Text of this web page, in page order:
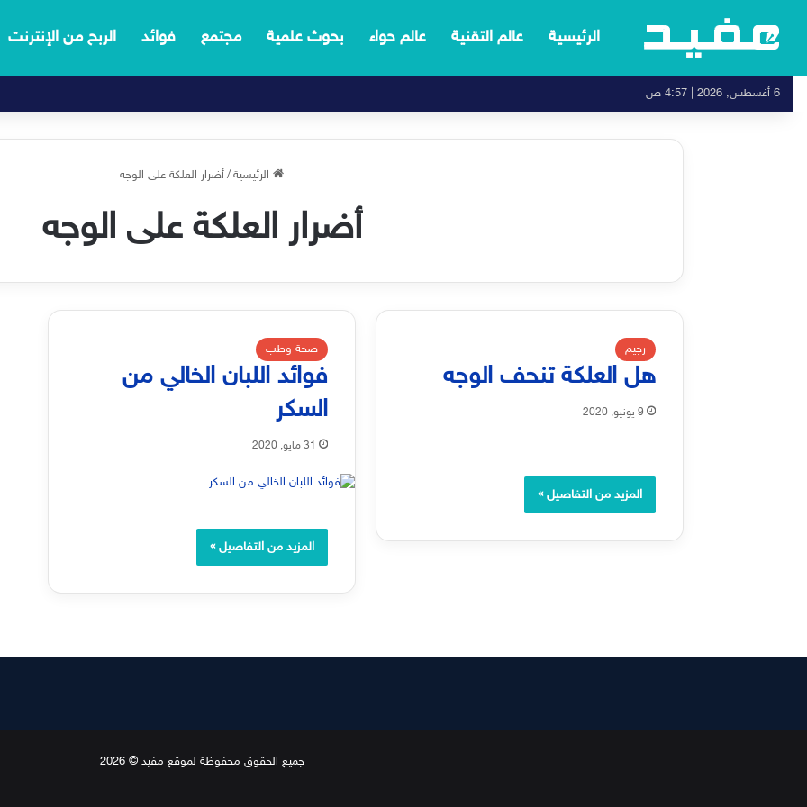
الرئيسية عالم التقنية عالم حواء بحوث علمية مجتمع فوائد الربح من الإنترنت
6 أغسطس, 2026 | 4:57 ص
الرئيسية/أضرار العلكة على الوجه
أضرار العلكة على الوجه
رجيم
هل العلكة تنحف الوجه
9 يونيو, 2020
المزيد من التفاصيل »
صحة وطب
فوائد اللبان الخالي من
السكر
31 مايو, 2020
المزيد من التفاصيل »
جميع الحقوق محفوظة لموقع مفيد © 2026